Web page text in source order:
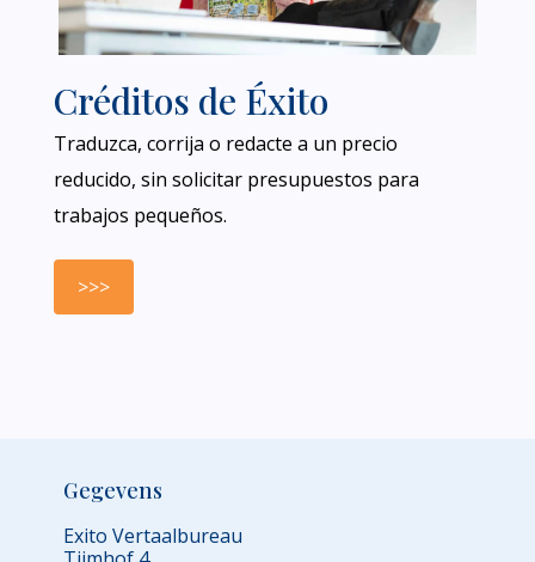
Créditos de Éxito
Traduzca, corrija o redacte a un precio
reducido, sin solicitar presupuestos para
trabajos pequeños.
>>>
Gegevens
Exito Vertaalbureau